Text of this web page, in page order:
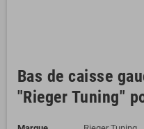
Bas de caisse
"Rieger Tuning"